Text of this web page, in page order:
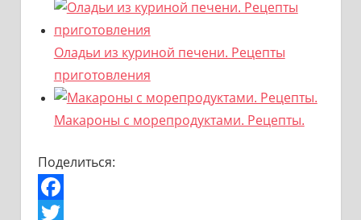
Оладьи из куриной печени. Рецепты
приготовления
Макароны с морепродуктами. Рецепты.
Поделиться:
Facebook